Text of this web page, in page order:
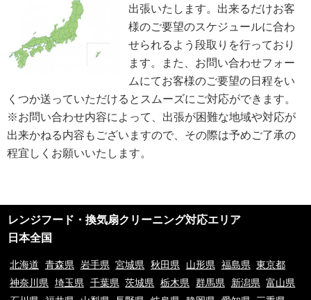
当方所定の窓口にて、合理的な範囲で対応いたします。
[お問い合わせ先]
便利屋みらい
お問い合わせ方法：
メールフォーム
お問い合わせ電話番号：お客様（ご注文後）から問い合わせ等があった場合
は、遅滞なく電話番号の開示を行います。
※業務の性質上、サイトに掲載はしておりません。
※以上の方針を改定することがあります。その場合、すべての改定は当ウェ
ブページにて通知致します。
ご利用規約
①ご訪問予約後のご訪問前のキャンセルは、キャンセル料5,500円(税込)を
③荒天（大雨・大雪・強風など）の場合は、作業日を変更させていただく場
合もございます。あらかじめご了承下さい。
下見をさせて頂くにあたり下見料として5,500円(税込)を申し受けます。
す。また下見にお伺いした作業員が承ることが出来ない作業内容と判断した
出張いたします。出来るだけお客
様のご要望のスケジュールに合わ
せられるよう段取りを行っており
ます。また、お問い合わせフォー
ムにてお客様のご要望の日程をい
くつか送っていただけるとスムーズにご対応ができます。
※お問い合わせ内容によって、出張が困難な地域や対応が
出来かねる内容もございますので、その際は予めご了承の
程宜しくお願いいたします。
レンジフード・換気扇クリーニング対応エリア
日本全国
北海道 青森県 岩手県 宮城県 秋田県 山形県 福島県 東京都
神奈川県
埼玉県 千葉県 茨城県 栃木県 群馬県 新潟県 富山県